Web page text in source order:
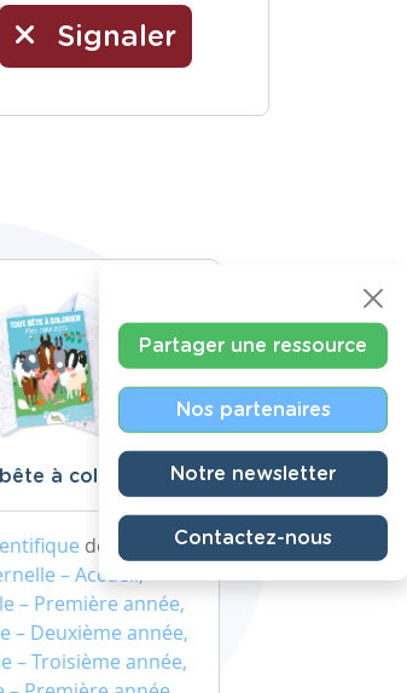
Signaler
à colorier !
de niveau
– Accueil,
– Première année,
– Deuxième année,
– Troisième année,
Partager une ressource
Nos partenaires
Notre newsletter
Contactez-nous